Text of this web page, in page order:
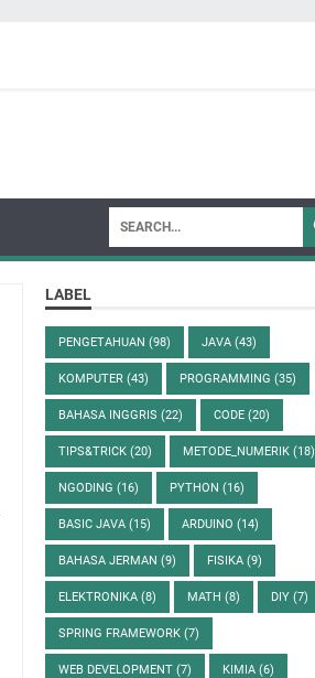
LABEL
PENGETAHUAN (98) JAVA (43)
KOMPUTER (43) PROGRAMMING (35)
BAHASA INGGRIS (22) CODE (20)
TIPS&TRICK (20) METODE_NUMERIK (18)
NGODING (16) PYTHON (16)
BASIC JAVA (15) ARDUINO (14)
BAHASA JERMAN (9) FISIKA (9)
ELEKTRONIKA (8) MATH (8) DIY (7)
SPRING FRAMEWORK (7)
WEB DEVELOPMENT (7) KIMIA (6)